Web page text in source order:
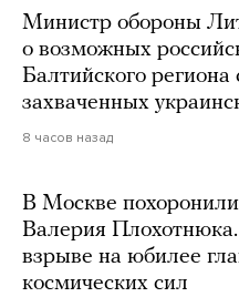
Министр обороны
о возможных
Балтийского
захваченных
8 часов назад
В Москве
Валерия
взрыве на юбилее
космических сил